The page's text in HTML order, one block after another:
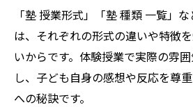
「塾 授業形式」「塾 種類 一覧」
は、それぞれの形式の違いや特徴
いからです。体験授業で実際の雰
し、子ども自身の感想や反応を尊
への秘訣です。